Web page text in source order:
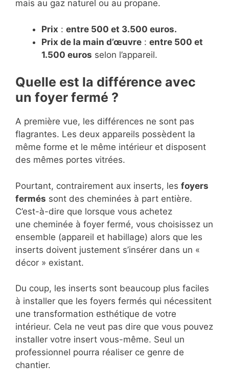
mais au gaz naturel ou au propane.
Prix : entre 500 et 3.500 euros.
Prix de la main d’œuvre : entre 500 et
1.500 euros selon l’appareil.
Quelle est la différence avec
un foyer fermé ?
A première vue, les différences ne sont pas
flagrantes. Les deux appareils possèdent la
même forme et le même intérieur et disposent
des mêmes portes vitrées.
Pourtant, contrairement aux inserts, les foyers
fermés sont des cheminées à part entière.
C’est-à-dire que lorsque vous achetez
une cheminée à foyer fermé, vous choisissez un
ensemble (appareil et habillage) alors que les
inserts doivent justement s’insérer dans un «
décor » existant.
Du coup, les inserts sont beaucoup plus faciles
à installer que les foyers fermés qui nécessitent
une transformation esthétique de votre
intérieur. Cela ne veut pas dire que vous pouvez
installer votre insert vous-même. Seul un
professionnel pourra réaliser ce genre de
chantier.